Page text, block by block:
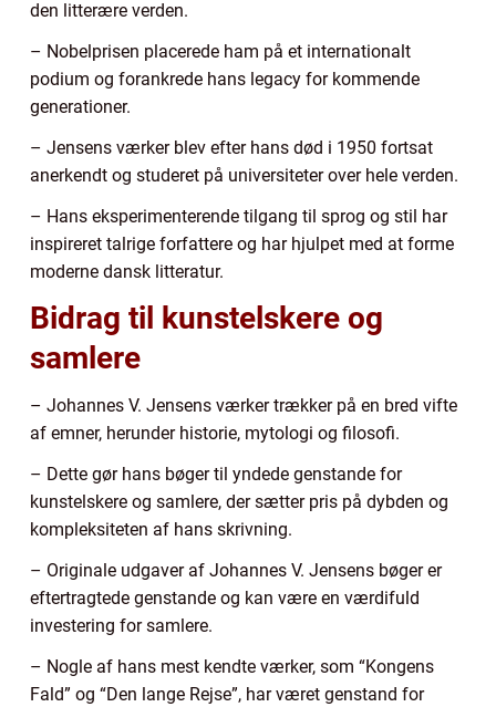
den litterære verden.
– Nobelprisen placerede ham på et internationalt
podium og forankrede hans legacy for kommende
generationer.
– Jensens værker blev efter hans død i 1950 fortsat
anerkendt og studeret på universiteter over hele verden.
– Hans eksperimenterende tilgang til sprog og stil har
inspireret talrige forfattere og har hjulpet med at forme
moderne dansk litteratur.
Bidrag til kunstelskere og
samlere
– Johannes V. Jensens værker trækker på en bred vifte
af emner, herunder historie, mytologi og filosofi.
– Dette gør hans bøger til yndede genstande for
kunstelskere og samlere, der sætter pris på dybden og
kompleksiteten af hans skrivning.
– Originale udgaver af Johannes V. Jensens bøger er
eftertragtede genstande og kan være en værdifuld
investering for samlere.
– Nogle af hans mest kendte værker, som “Kongens
Fald” og “Den lange Rejse”, har været genstand for